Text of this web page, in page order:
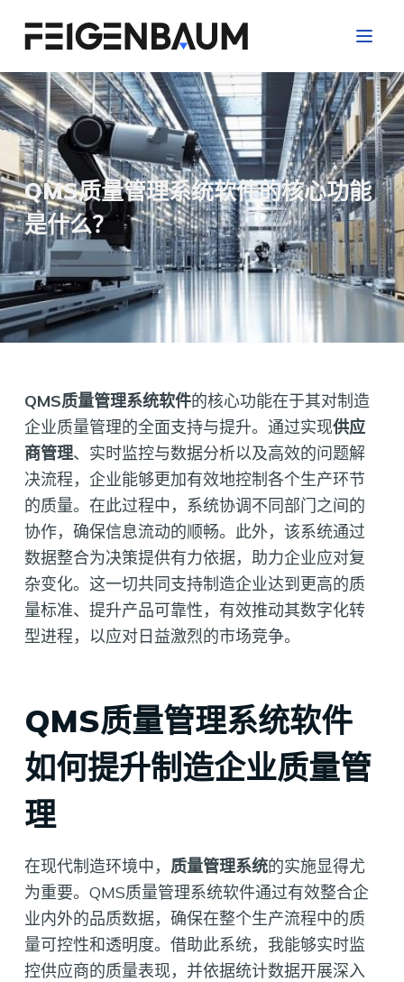
跳
过
内
容
QMS质量管理系统软件的核心功能
是什么？
QMS质量管理系统软件的核心功能在于其对制造
企业质量管理的全面支持与提升。通过实现供应
商管理、实时监控与数据分析以及高效的问题解
决流程，企业能够更加有效地控制各个生产环节
的质量。在此过程中，系统协调不同部门之间的
协作，确保信息流动的顺畅。此外，该系统通过
数据整合为决策提供有力依据，助力企业应对复
杂变化。这一切共同支持制造企业达到更高的质
量标准、提升产品可靠性，有效推动其数字化转
型进程，以应对日益激烈的市场竞争。
QMS质量管理系统软件
如何提升制造企业质量管
理
在现代制造环境中， 质量管理系统的实施显得尤
为重要。QMS质量管理系统软件通过有效整合企
业内外的品质数据，确保在整个生产流程中的质
量可控性和透明度。借助此系统，我能够实时监
控供应商的质量表现，并依据统计数据开展深入